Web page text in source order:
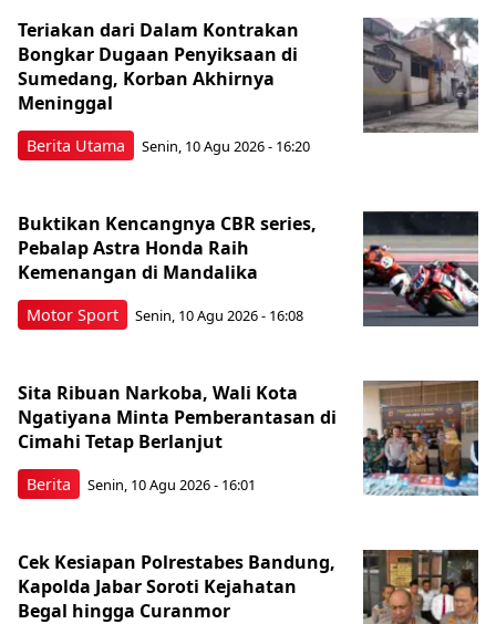
Berita Utama
Teriakan dari Dalam Kontrakan
Bongkar Dugaan Penyiksaan di
Sumedang, Korban Akhirnya
Meninggal
Senin, 10 Agu 2026 - 16:20
Motor Sport
Buktikan Kencangnya CBR series,
Pebalap Astra Honda Raih
Kemenangan di Mandalika
Senin, 10 Agu 2026 - 16:08
Berita
Sita Ribuan Narkoba, Wali Kota
Ngatiyana Minta Pemberantasan di
Cimahi Tetap Berlanjut
Senin, 10 Agu 2026 - 16:01
Cek Kesiapan Polrestabes Bandung,
Kapolda Jabar Soroti Kejahatan
Begal hingga Curanmor